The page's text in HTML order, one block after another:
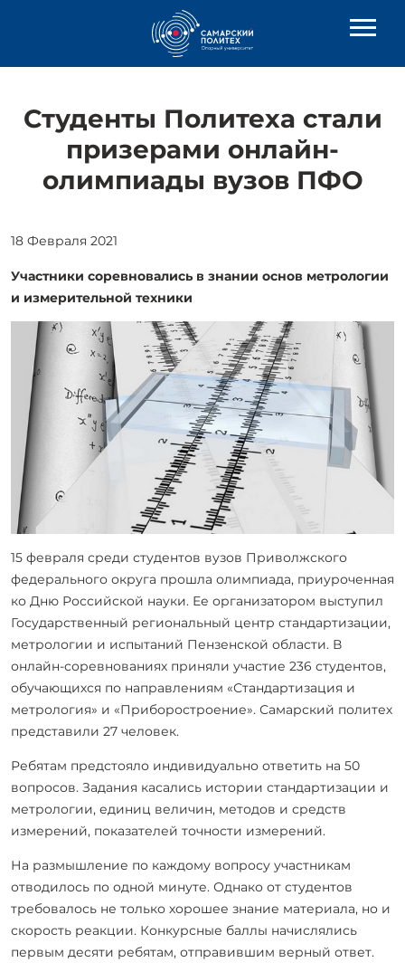
Студенты Политеха стали
призерами онлайн-
олимпиады вузов ПФО
18 Февраля 2021
Участники соревновались в знании основ метрологии
и измерительной техники
15 февраля среди студентов вузов Приволжского
федерального округа прошла олимпиада, приуроченная
ко Дню Российской науки. Ее организатором выступил
Государственный региональный центр стандартизации,
метрологии и испытаний Пензенской области. В
онлайн-соревнованиях приняли участие 236 студентов,
обучающихся по направлениям «Стандартизация и
метрология» и «Приборостроение». Самарский политех
представили 27 человек.
Ребятам предстояло индивидуально ответить на 50
вопросов. Задания касались истории стандартизации и
метрологии, единиц величин, методов и средств
измерений, показателей точности измерений.
На размышление по каждому вопросу участникам
отводилось по одной минуте. Однако от студентов
требовалось не только хорошее знание материала, но и
скорость реакции. Конкурсные баллы начислялись
первым десяти ребятам, отправившим верный ответ.